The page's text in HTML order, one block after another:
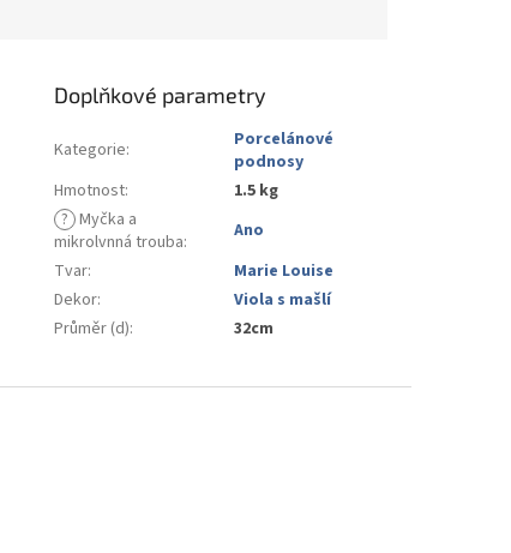
Doplňkové parametry
Kategorie:
Porcelánové
podnosy
Hmotnost:
1.5 kg
? Myčka a
mikrolvnná trouba:
Ano
Tvar:
Marie Louise
Dekor:
Viola s mašlí
Průměr (d): 32cm